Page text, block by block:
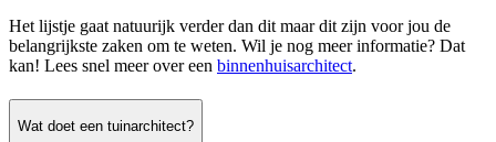
Het lijstje gaat natuurijk verder dan dit maar dit zijn voor jou de
belangrijkste zaken om te weten. Wil je nog meer informatie? Dat
kan! Lees snel meer over een binnenhuisarchitect.
Wat doet een tuinarchitect?